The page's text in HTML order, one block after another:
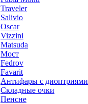
Traveler
Salivio
Oscar
Vizzini
Matsuda
Мост
Fedrov
Favarit
Антифары с диоптриями
Складные очки
Пенсне